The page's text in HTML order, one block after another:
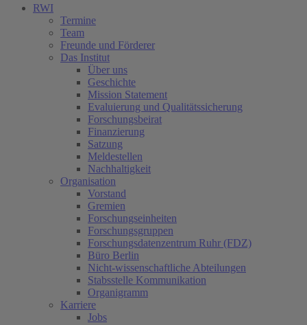
RWI
Termine
Team
Freunde und Förderer
Das Institut
Über uns
Geschichte
Mission Statement
Evaluierung und Qualitätssicherung
Forschungsbeirat
Finanzierung
Satzung
Meldestellen
Nachhaltigkeit
Organisation
Vorstand
Gremien
Forschungseinheiten
Forschungsgruppen
Forschungsdatenzentrum Ruhr (FDZ)
Büro Berlin
Nicht-wissenschaftliche Abteilungen
Stabsstelle Kommunikation
Organigramm
Karriere
Jobs